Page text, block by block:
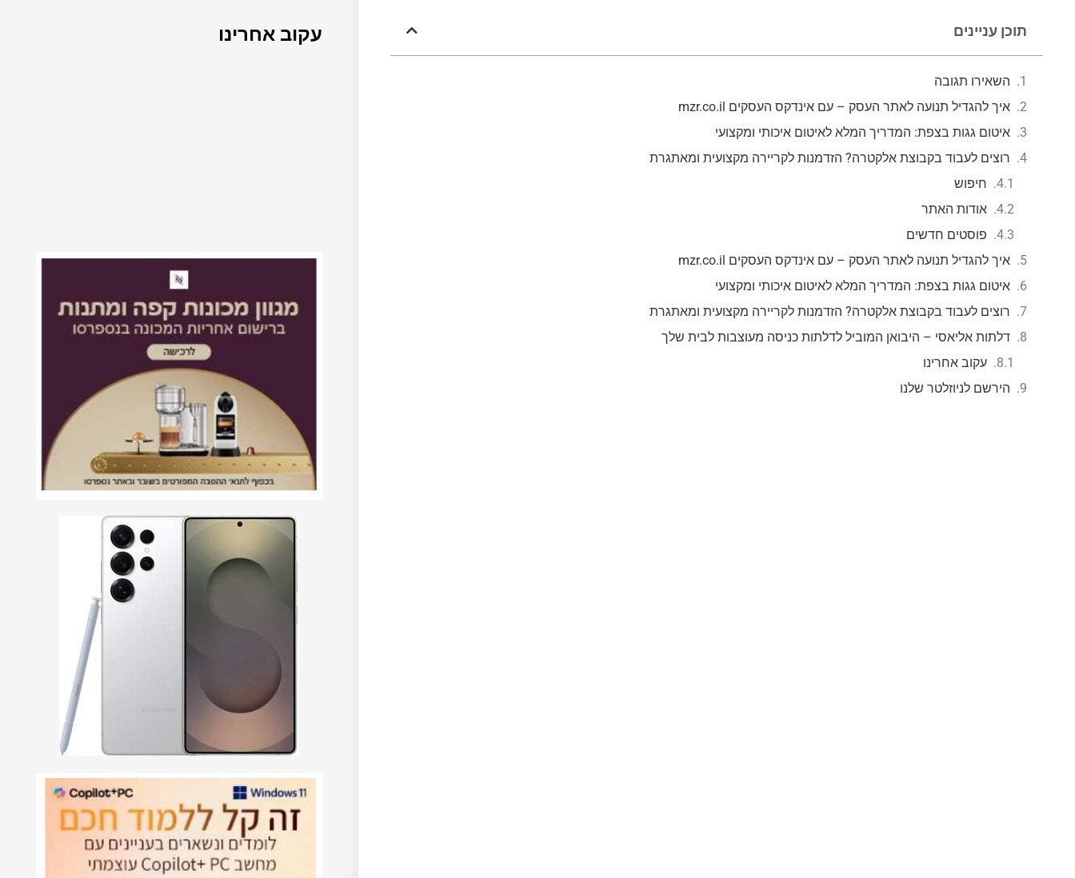
תוכן עניינים
השאירו תגובה
איך להגדיל תנועה לאתר העסק – עם אינדקס העסקים mzr.co.il
איטום גגות בצפת: המדריך המלא לאיטום איכותי ומקצועי
רוצים לעבוד בקבוצת אלקטרה? הזדמנות לקריירה מקצועית ומאתגרת
חיפוש
אודות האתר
פוסטים חדשים
איך להגדיל תנועה לאתר העסק – עם אינדקס העסקים mzr.co.il
איטום גגות בצפת: המדריך המלא לאיטום איכותי ומקצועי
רוצים לעבוד בקבוצת אלקטרה? הזדמנות לקריירה מקצועית ומאתגרת
דלתות אליאסי – היבואן המוביל לדלתות כניסה מעוצבות לבית שלך
עקוב אחרינו
הירשם לניוזלטר שלנו
עקוב אחרינו